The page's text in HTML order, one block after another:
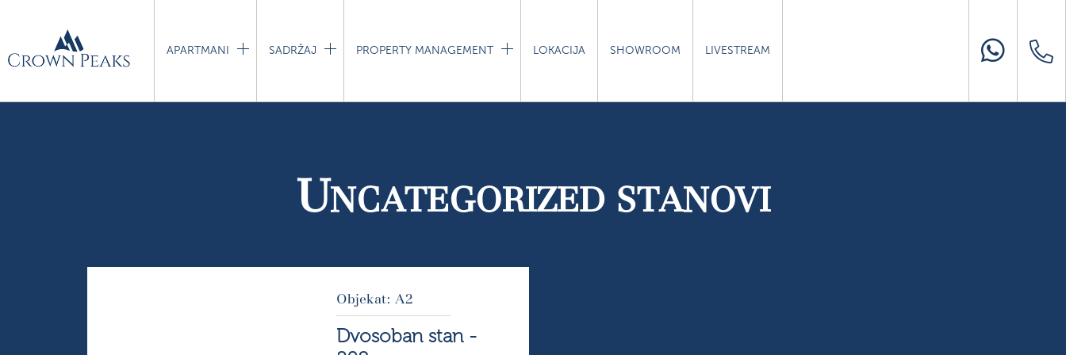
APARTMANI SADRŽAJ PROPERTY MANAGEMENT LOKACIJA SHOWROOM LIVESTREAM
UNCATEGORIZED STANOVI
Objekat: A2
Dvosoban stan -